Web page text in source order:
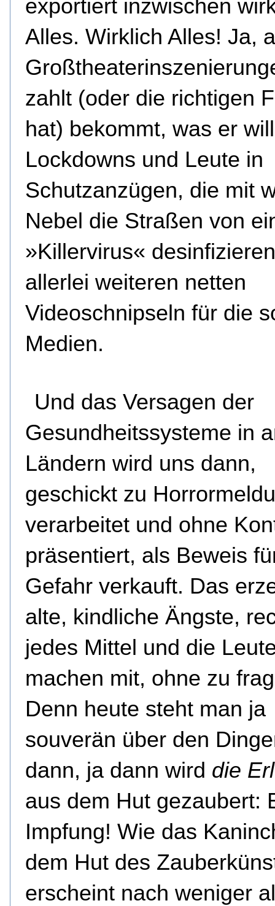
exportiert inzwischen
Alles. Wirklich Alles! Ja,
zahlt (oder die richtigen
hat) bekommt, was er
Lockdowns und Leute in
Schutzanzügen, die mit
Nebel die Straßen von
»Killervirus«
allerlei weiteren netten
Videoschnipseln für die
Medien.
Und das Versagen der
Gesundheitssysteme in
Ländern wird uns dann,
geschickt zu
verarbeitet und ohne
präsentiert, als Beweis
Gefahr verkauft. Das
alte, kindliche Ängste,
jedes Mittel und die
machen mit, ohne zu
Denn heute steht man ja
souverän über den
dann, ja dann wird die
aus dem Hut gezaubert:
Impfung! Wie das
dem Hut des
erscheint nach weniger